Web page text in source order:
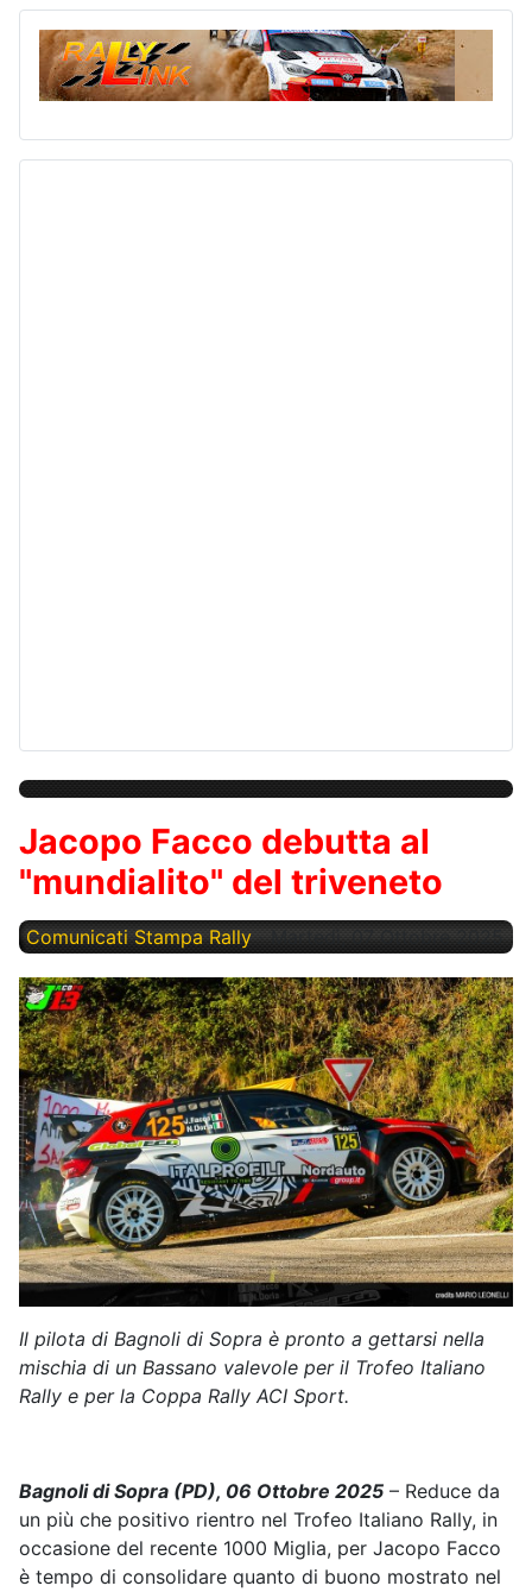
Jacopo Facco debutta al
"mundialito" del triveneto
Comunicati Stampa Rally Martedì, 07 Ottobre 2025
Il pilota di Bagnoli di Sopra è pronto a gettarsi nella
mischia di un Bassano valevole per il Trofeo Italiano
Rally e per la Coppa Rally ACI Sport.
Bagnoli di Sopra (PD), 06 Ottobre 2025 – Reduce da
un più che positivo rientro nel Trofeo Italiano Rally, in
occasione del recente 1000 Miglia, per Jacopo Facco
è tempo di consolidare quanto di buono mostrato nel